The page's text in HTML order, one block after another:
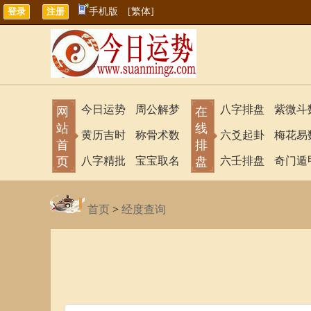
手机版 [繁体]
网
站
首
页
今日运势
黄历吉时
八字精批
周公解梦
称骨术数
宝宝取名
在
线
排
盘
八字排盘
六爻起卦
六壬排盘
紫微斗
梅花易
奇门遁
首页 > 经度查询